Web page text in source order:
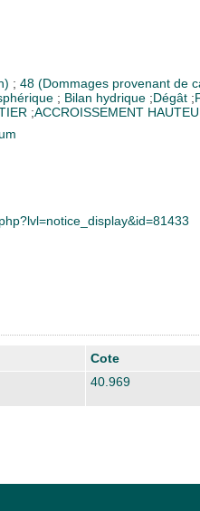
; 48 (Dommages provenant de
; Bilan hydrique ;Dégât ;
;ACCROISSEMENT
Cote
40.969